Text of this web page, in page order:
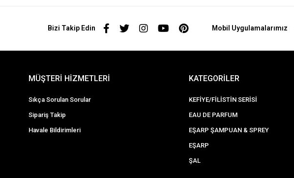
Bizi Takip Edin Mobil Uygulamalarımız
MÜŞTERİ HİZMETLERİ
Sıkça Sorulan Sorular
Sipariş Takip
Havale Bildirimleri
KATEGORİLER
KEFİYE/FİLİSTİN SERİSİ
EAU DE PARFUM
EŞARP ŞAMPUAN & SPREY
EŞARP
ŞAL